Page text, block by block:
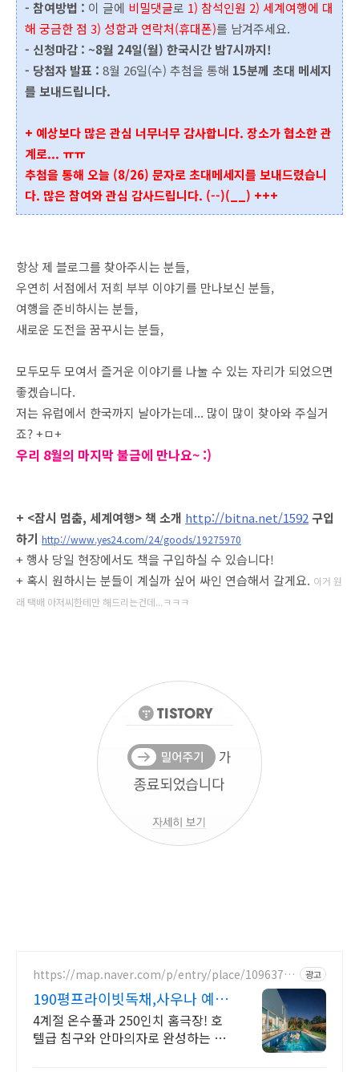
- 참여방법 : 이 글에 비밀댓글로 1) 참석인원 2) 세계여행에 대
해 궁금한 점 3) 성함과 연락처(휴대폰)를 남겨주세요.
- 신청마감 : ~8월 24일(월) 한국시간 밤7시까지!
- 당첨자 발표 : 8월 26일(수) 추첨을 통해 15분께 초대 메세지
를 보내드립니다.
+ 예상보다 많은 관심 너무너무 감사합니다. 장소가 협소한 관
계로... ㅠㅠ
추첨을 통해 오늘 (8/26) 문자로 초대메세지를 보내드렸습니
다. 많은 참여와 관심 감사드립니다. (--)(__) +++
항상 제 블로그를 찾아주시는 분들,
우연히 서점에서 저희 부부 이야기를 만나보신 분들,
여행을 준비하시는 분들,
새로운 도전을 꿈꾸시는 분들,
모두모두 모여서 즐거운 이야기를 나눌 수 있는 자리가 되었으면
좋겠습니다.
저는 유럽에서 한국까지 날아가는데... 많이 많이 찾아와 주실거
죠? +ㅁ+
우리 8월의 마지막 불금에 만나요~ :)
+ <잠시 멈춤, 세계여행> 책 소개 http://bitna.net/1592구입
하기 http://www.yes24.com/24/goods/19275970
+ 행사 당일 현장에서도 책을 구입하실 수 있습니다!
+ 혹시 원하시는 분들이 계실까 싶어 싸인 연습해서 갈게요. 이거 원
래 택배 아저씨한테만 해드리는건데...ㅋㅋㅋ
https://map.naver.com/p/entry/place/10963781
광고
190평프라이빗독채,사우나 예쁜
4계절 온수수영장 힐링
4계절 온수풀과 250인치 홈극장! 호
텔급 침구와 안마의자로 완성하는 프